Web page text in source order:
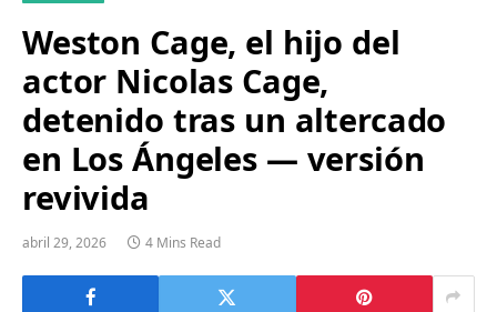
Weston Cage, el hijo del
actor Nicolas Cage,
detenido tras un altercado
en Los Ángeles — versión
revivida
abril 29, 2026 4 Mins Read